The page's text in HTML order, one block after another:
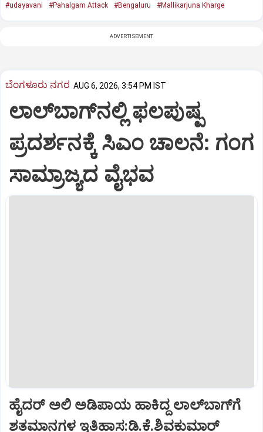
#udayavani #Pahalgam Attack #Bengaluru #Mallikarjuna Kharge
ADVERTISEMENT
ಬೆಂಗಳೂರು ನಗರ AUG 6, 2026, 3:54 PM IST
ಲಾಲ್‌ಬಾಗ್‌ನಲ್ಲಿ ಫಲಪುಷ್ಪ
ಪ್ರದರ್ಶನಕ್ಕೆ ಸಿಎಂ ಚಾಲನೆ: ಗಂಗ
ಸಾಮ್ರಾಜ್ಯದ ವೈಭವ
ಹೈದರ್ ಅಲಿ ಅಡಿಪಾಯ ಹಾಕಿದ್ದ ಲಾಲ್‌ಬಾಗ್‌ಗೆ
ಶತಮಾನಗಳ ಇತಿಹಾಸ:ಡಿ.ಕೆ.ಶಿವಕುಮಾರ್